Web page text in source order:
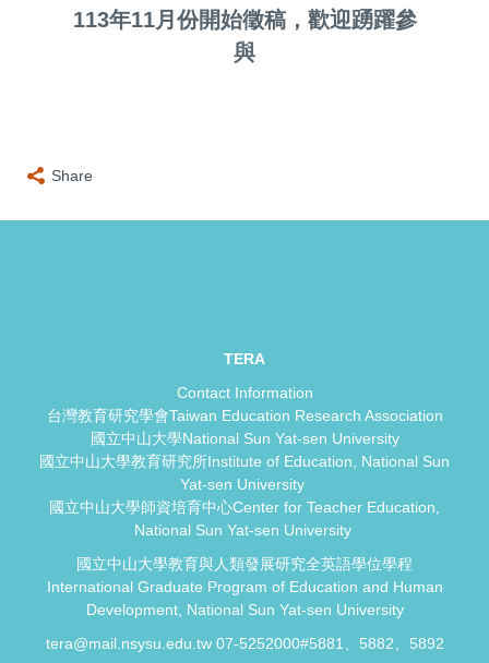
113年11月份開始徵稿，歡迎踴躍參
與
Share
TERA
Contact Information
台灣教育研究學會Taiwan Education Research Association
國立中山大學National Sun Yat-sen University
國立中山大學教育研究所Institute of Education, National Sun
Yat-sen University
國立中山大學師資培育中心Center for Teacher Education,
National Sun Yat-sen University
國立中山大學教育與人類發展研究全英語學位學程
International Graduate Program of Education and Human
Development, National Sun Yat-sen University
tera@mail.nsysu.edu.tw 07-5252000#5881、5882、5892